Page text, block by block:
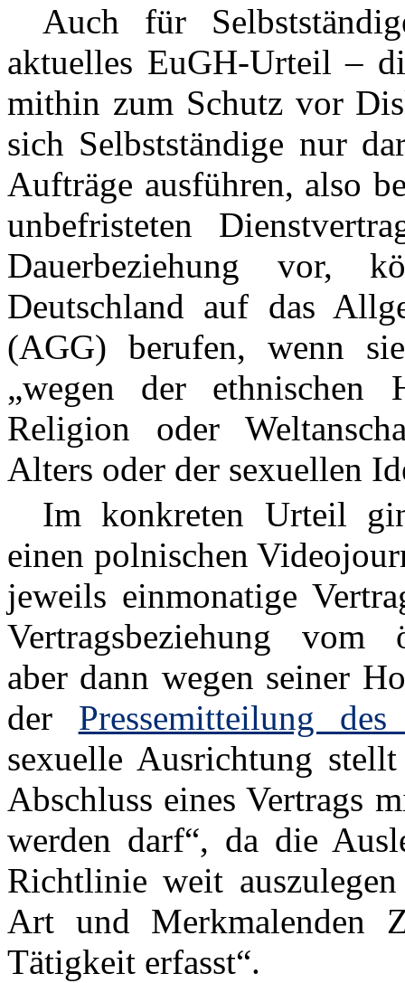
Auch für
aktuelles EuGH-Urteil –
mithin zum Schutz vor
sich Selbstständige nur
Aufträge ausführen, also
unbefristeten
Dauerbeziehung vor,
Deutschland auf das
(AGG) berufen, wenn
„wegen der ethnischen
Religion oder
Alters oder der sexuellen
Im konkreten Urteil
einen polnischen
jeweils einmonatige
Vertragsbeziehung vom
aber dann wegen seiner
der Pressemitteilung
sexuelle Ausrichtung
Abschluss eines Vertrags
werden darf“, da die
Richtlinie weit
Art und Merkmalenden
Tätigkeit erfasst“.